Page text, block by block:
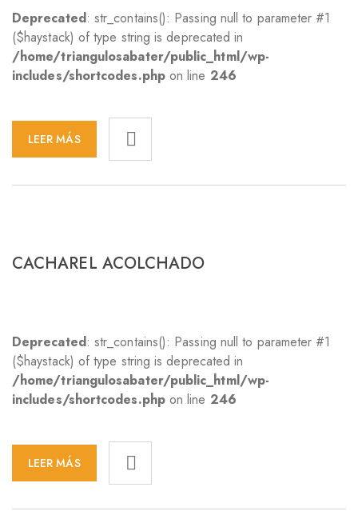
Deprecated: str_contains(): Passing null to parameter #1
($haystack) of type string is deprecated in
/home/triangulosabater/public_html/wp-
includes/shortcodes.phpon line 246
LEER MÁS
CACHAREL ACOLCHADO
Deprecated: str_contains(): Passing null to parameter #1
($haystack) of type string is deprecated in
/home/triangulosabater/public_html/wp-
includes/shortcodes.phpon line 246
LEER MÁS